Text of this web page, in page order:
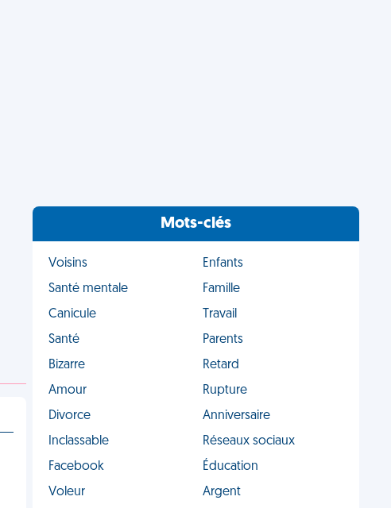
Mots-clés
Voisins
Enfants
Santé mentale
Famille
Canicule
Travail
Santé
Parents
Bizarre
Retard
Amour
Rupture
Divorce
Anniversaire
Inclassable
Réseaux sociaux
Facebook
Éducation
Voleur
Argent